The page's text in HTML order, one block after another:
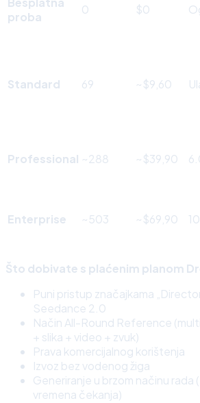
proba
0 $0
Standard 69 ~$9,60
Professional ~288 ~$39,90
Enterprise ~503 ~$69,90
Što dobivate s plaćenim planom
Puni pristup značajkama
Seedance 2.0
Način All-Round Reference
+ slika + video + zvuk)
Prava komercijalnog korištenja
Izvoz bez vodenog žiga
Generiranje u brzom načinu rada
vremena čekanja)